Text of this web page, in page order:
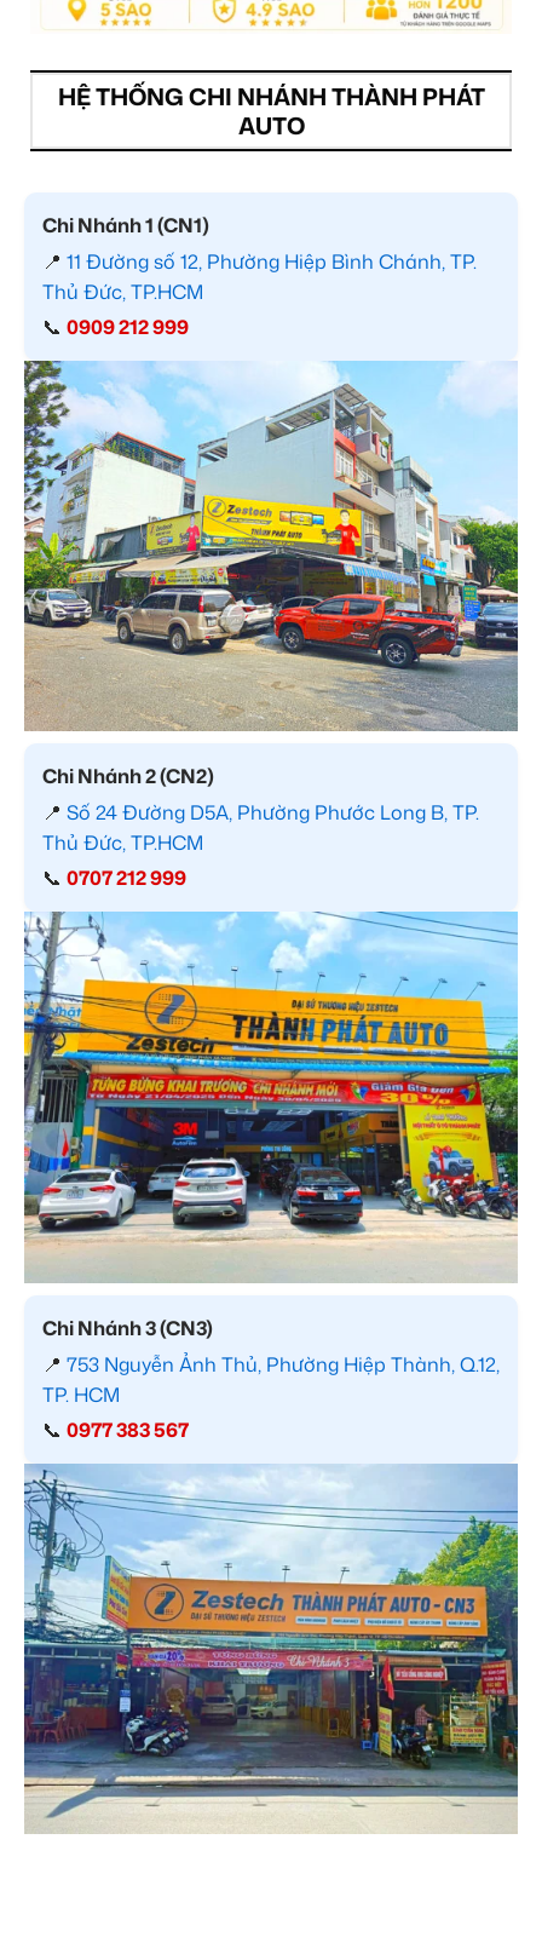
HỆ THỐNG CHI NHÁNH THÀNH PHÁT
AUTO
Chi Nhánh 1 (CN1)
📍 11 Đường số 12, Phường Hiệp Bình Chánh, TP.
Thủ Đức, TP.HCM
📞 0909 212 999
Chi Nhánh 2 (CN2)
📍 Số 24 Đường D5A, Phường Phước Long B, TP.
Thủ Đức, TP.HCM
📞 0707 212 999
Chi Nhánh 3 (CN3)
📍 753 Nguyễn Ảnh Thủ, Phường Hiệp Thành, Q.12,
TP. HCM
📞 0977 383 567